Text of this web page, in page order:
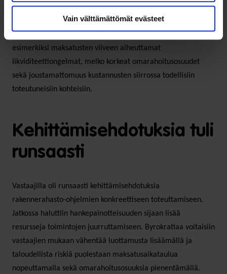
Vain välttämättömät evästeet
Myös rakennerahastohankkeisiin lähtemisestä seuraava
taloudellinen riski mainittiin useassa vastauksessa
ongelmallisena. Konkreettisina haasteina mainittiin
esimerkiksi maksatusten viiveen aiheuttamat
likviditeettiongelmat, melko korkeat omarahoitusosuudet
sekä joustamattomuus kustannusten siirrossa todellisiin
toteutuneisiin kohteisiin.
Kehittämisehdotuksia tuli
runsaasti
Vastaajilla oli runsaasti kehittämisehdotuksia
rakennerahasto-ohjelmien konkreettiseen toteuttamiseen.
Jatkossa haluttiin hankepainotteisuuden sijaan lisää
resursseja toimintojen juurruttamiseen. Byrokratiaa voitaisiin
vastaajien mukaan vähentää luottamusta lisäämällä ja
taloudellista riskiä puolestaan maksatusaikataulua
nopeuttamalla sekä omarahoitusosuuksia pienentämällä.